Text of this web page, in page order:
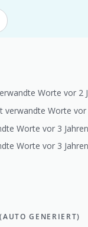
Worte vor 2
verwandte Worte vor
Worte vor 3
Worte vor 3
GENERIERT)